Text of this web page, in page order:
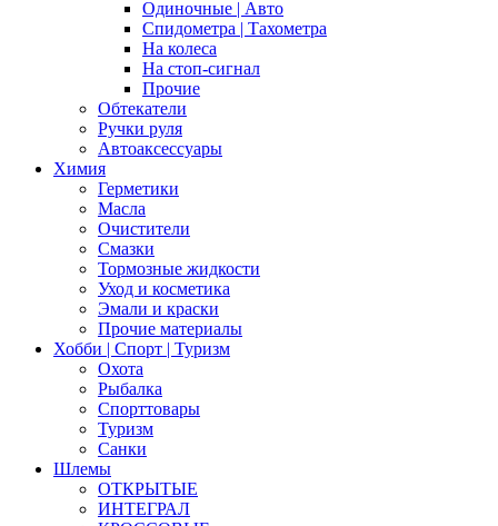
Одиночные | Авто
Спидометра | Тахометра
На колеса
На стоп-сигнал
Прочие
Обтекатели
Ручки руля
Автоаксессуары
Химия
Герметики
Масла
Очистители
Смазки
Тормозные жидкости
Уход и косметика
Эмали и краски
Прочие материалы
Хобби | Cпорт | Туризм
Охота
Рыбалка
Спорттовары
Туризм
Санки
Шлемы
ОТКРЫТЫЕ
ИНТЕГРАЛ